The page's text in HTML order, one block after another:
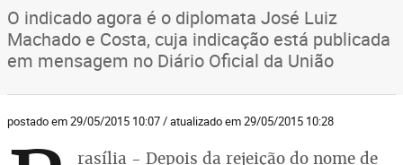
O indicado agora é o diplomata José Luiz
Machado e Costa, cuja indicação está publicada
em mensagem no Diário Oficial da União
postado em 29/05/2015 10:07 / atualizado em 29/05/2015 10:28
rasília - Depois da rejeição do nome de